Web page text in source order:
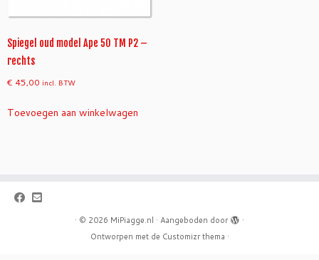
Spiegel oud model Ape 50 TM P2 –
rechts
€ 45,00 incl. BTW
Toevoegen aan winkelwagen
· © 2026 MiPiagge.nl · Aangeboden door
·
Ontworpen met de Customizr thema ·